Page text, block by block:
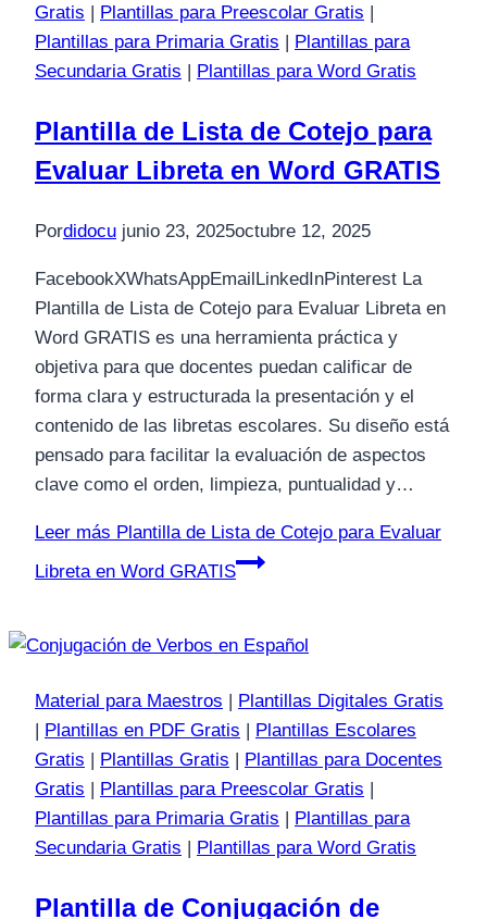
Gratis | Plantillas para Preescolar Gratis |
Plantillas para Primaria Gratis | Plantillas para
Secundaria Gratis | Plantillas para Word Gratis
Plantilla de Lista de Cotejo para
Evaluar Libreta en Word GRATIS
Pordidocu junio 23, 2025octubre 12, 2025
FacebookXWhatsAppEmailLinkedInPinterest La
Plantilla de Lista de Cotejo para Evaluar Libreta en
Word GRATIS es una herramienta práctica y
objetiva para que docentes puedan calificar de
forma clara y estructurada la presentación y el
contenido de las libretas escolares. Su diseño está
pensado para facilitar la evaluación de aspectos
clave como el orden, limpieza, puntualidad y…
Leer más Plantilla de Lista de Cotejo para Evaluar
Libreta en Word GRATIS
Material para Maestros | Plantillas Digitales Gratis
| Plantillas en PDF Gratis | Plantillas Escolares
Gratis | Plantillas Gratis | Plantillas para Docentes
Gratis | Plantillas para Preescolar Gratis |
Plantillas para Primaria Gratis | Plantillas para
Secundaria Gratis | Plantillas para Word Gratis
Plantilla de Conjugación de